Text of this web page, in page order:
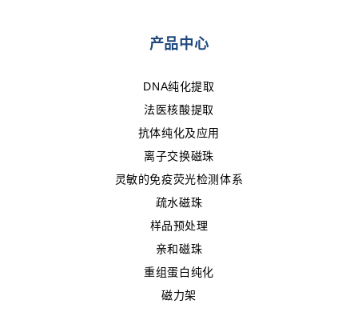
产品中心
DNA纯化提取
法医核酸提取
抗体纯化及应用
离子交换磁珠
灵敏的免疫荧光检测体系
疏水磁珠
样品预处理
亲和磁珠
重组蛋白纯化
磁力架